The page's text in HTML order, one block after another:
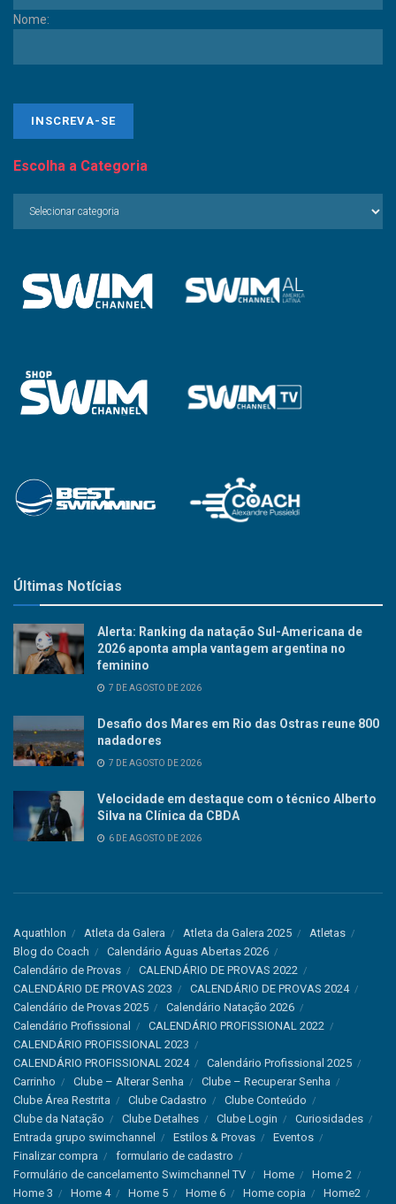
Nome:
Escolha a Categoria
Últimas Notícias
Alerta: Ranking da natação Sul-Americana de
2026 aponta ampla vantagem argentina no
feminino
7 DE AGOSTO DE 2026
Desafio dos Mares em Rio das Ostras reune 800
nadadores
7 DE AGOSTO DE 2026
Velocidade em destaque com o técnico Alberto
Silva na Clínica da CBDA
6 DE AGOSTO DE 2026
Aquathlon Atleta da Galera Atleta da Galera 2025
Atletas
Blog do Coach
Calendário Águas Abertas 2026
Calendário de Provas
CALENDÁRIO DE PROVAS 2022
CALENDÁRIO DE PROVAS 2023
CALENDÁRIO DE PROVAS 2024
Calendário de Provas 2025
Calendário Natação 2026
Calendário Profissional
CALENDÁRIO PROFISSIONAL 2022
CALENDÁRIO PROFISSIONAL 2023
CALENDÁRIO PROFISSIONAL 2024
Calendário Profissional 2025
Carrinho
Clube – Alterar Senha
Clube – Recuperar Senha
Clube Área Restrita
Clube Cadastro
Clube Conteúdo
Clube da Natação
Clube Detalhes Clube Login
Curiosidades
Entrada grupo swimchannel
Estilos & Provas
Eventos
Finalizar compra
formulario de cadastro
Formulário de cancelamento Swimchannel TV
Home
Home 2
Home 3
Home 4 Home 5 Home 6 Home copia Home2